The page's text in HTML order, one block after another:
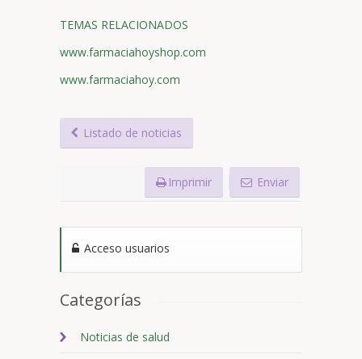
TEMAS RELACIONADOS
www.farmaciahoyshop.com
www.farmaciahoy.com
Listado de noticias
Imprimir Enviar
Acceso usuarios
Categorías
Noticias de salud